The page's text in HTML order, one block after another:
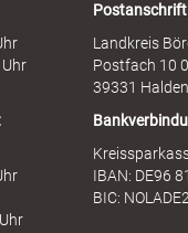
Postanschrift
Landkreis
Postfach 10
39331
IBAN: DE96
BIC: